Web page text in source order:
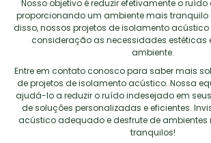
Nosso objetivo é reduzir efetivamente o
proporcionando um ambiente mais tranquilo
disso, nossos projetos de isolamento
consideração as necessidades estéticas
ambiente.
Entre em contato conosco para saber mais
de projetos de isolamento acústico. Nossa
ajudá-lo a reduzir o ruído indesejado em
de soluções personalizadas e eficientes.
acústico adequado e desfrute de ambientes
tranquilos!